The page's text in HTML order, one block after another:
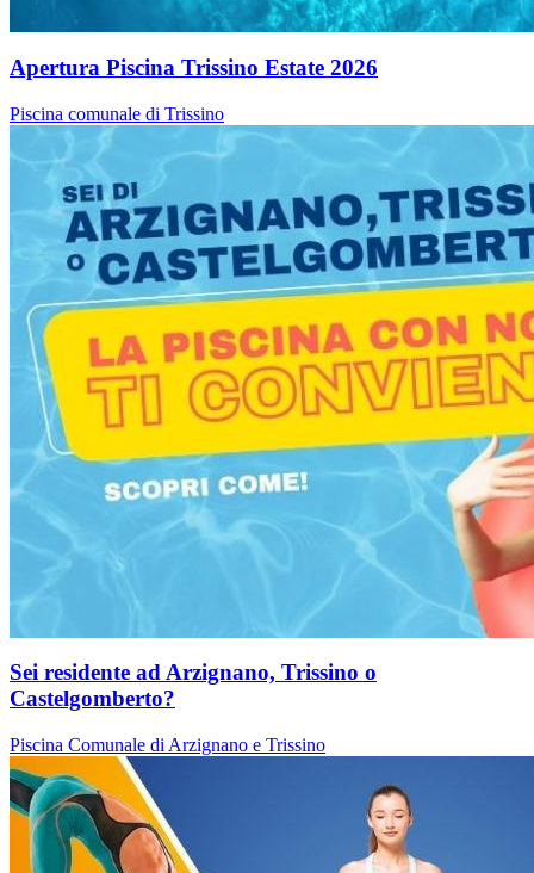
Apertura Piscina Trissino Estate 2026
Piscina comunale di Trissino
Sei residente ad Arzignano, Trissino o
Castelgomberto?
Piscina Comunale di Arzignano e Trissino